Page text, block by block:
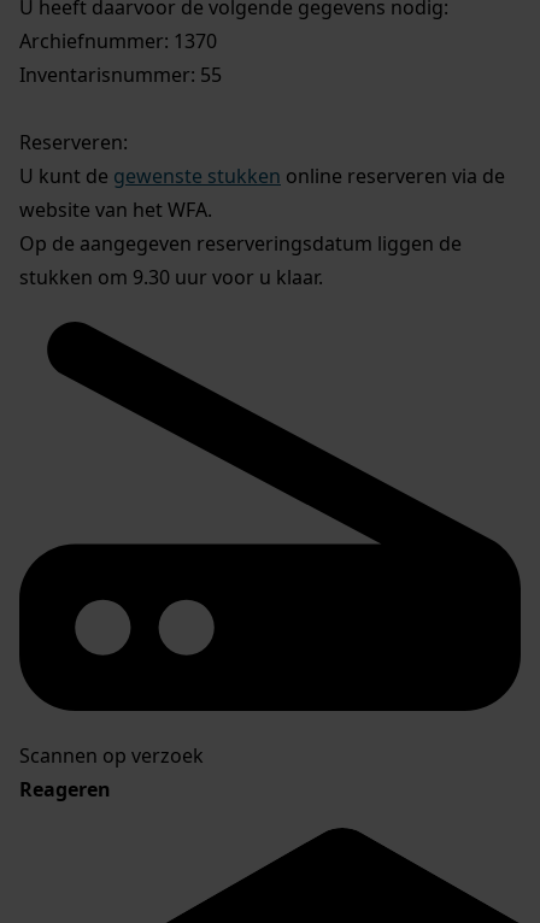
U heeft daarvoor de volgende gegevens nodig:
Archiefnummer: 1370
Inventarisnummer: 55
Reserveren:
U kunt de gewenste stukken online reserveren via de
website van het WFA.
Op de aangegeven reserveringsdatum liggen de
stukken om 9.30 uur voor u klaar.
Scannen op verzoek
Reageren